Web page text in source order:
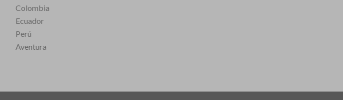
Colombia
Ecuador
Perú
Aventura